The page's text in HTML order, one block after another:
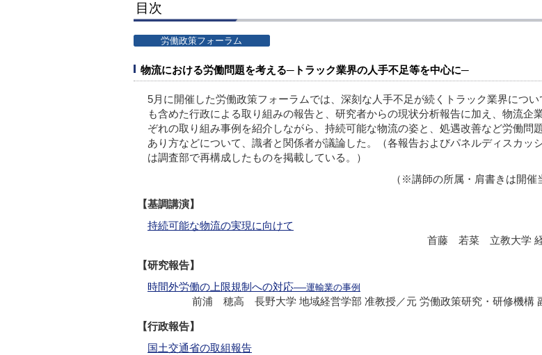
目次
労働政策フォーラム
物流における労働問題を考える─トラック業界の人手不足等を中心に─
5月に開催した労働政策フォーラムでは、深刻な人手不足が続くトラック業界につい
も含めた行政による取り組みの報告と、研究者からの現状分析報告に加え、物流企
ぞれの取り組み事例を紹介しながら、持続可能な物流の姿と、処遇改善など労働問
あり方などについて、識者と関係者が議論した。（各報告およびパネルディスカッ
は調査部で再構成したものを掲載している。）
（※講師の所属・肩書きは開催
【基調講演】
持続可能な物流の実現に向けて
首藤 若菜 立教大学
【研究報告】
時間外労働の上限規制への対応──運輸業の事例
前浦 穂高 長野大学 地域経営学部 准教授／元 労働政策研究・研修機構
【行政報告】
国土交通省の取組報告